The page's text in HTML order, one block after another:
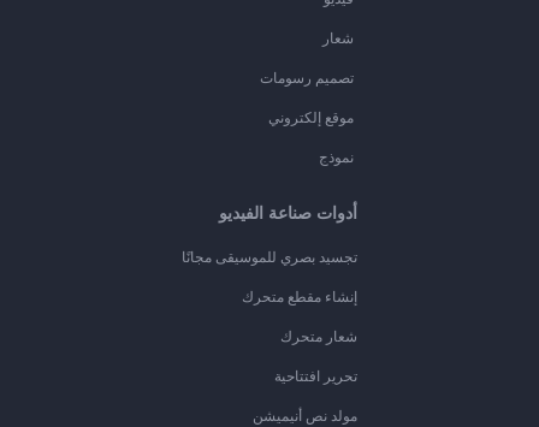
شعار
تصميم رسومات
موقع إلكتروني
نموذج
أدوات صناعة الفيديو
تجسيد بصري للموسيقى مجانًا
إنشاء مقطع متحرك
شعار متحرك
تحرير افتتاحية
مولد نص أنيميشن